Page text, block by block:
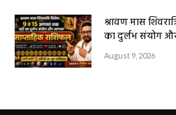
श्रावण मास
का दुर्लभ संयोग
August 9, 2026